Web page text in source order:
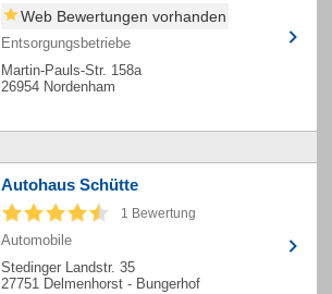
Web Bewertungen vorhanden
Entsorgungsbetriebe
Martin-Pauls-Str. 158a
26954 Nordenham
Autohaus Schütte
1 Bewertung
Automobile
Stedinger Landstr. 35
27751 Delmenhorst - Bungerhof